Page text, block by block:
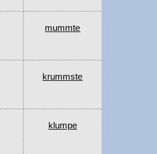
mummte
krummste
klumpe